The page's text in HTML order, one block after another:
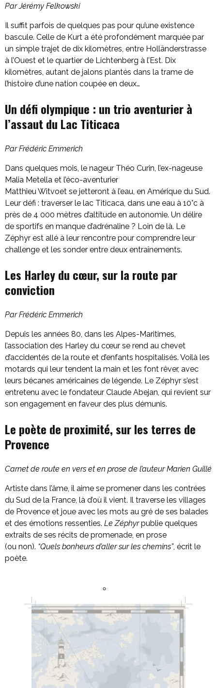
Par Jérémy Felkowski
Il suffit parfois de quelques pas pour qu’une existence
bascule. Celle de Kurt a été profondément marquée par
un simple trajet de dix kilomètres, entre Holländerstrasse
à l’Ouest et le quartier de Lichtenberg à l’Est. Dix
kilomètres, autant de jalons plantés dans la trame de
l’histoire d’une nation coupée en deux…
Un défi olympique : un trio aventurier à
l’assaut du Lac Titicaca
Par Frédéric Emmerich
Dans quelques mois, le nageur Théo Curin, l’ex-nageuse
Malia Metella et l’éco-aventurier
Matthieu Witvoet se jetteront à l’eau, en Amérique du Sud.
Leur défi : traverser le lac Titicaca, dans une eau à 10°c à
près de 4 000 mètres d’altitude en autonomie. Un délire
de sportifs en manque d’adrénaline ? Loin de là. Le
Zéphyr est allé à leur rencontre pour comprendre leur
challenge et les sonder entre deux entraînements.
Les Harley du cœur, sur la route par
conviction
Par Frédéric Emmerich
Depuis les années 80, dans les Alpes-Maritimes,
l’association des Harley du cœur se rend au chevet
d’accidentés de la route et d’enfants hospitalisés. Voilà les
motards qui leur tendent la main et les font rêver, avec
leurs bécanes américaines de légende. Le Zéphyr s’est
entretenu avec le fondateur Claude Abejan, qui revient sur
son engagement en faveur des plus démunis.
Le poète de proximité, sur les terres de
Provence
Carnet de route en vers et en prose de l’auteur Marien Guillé
Artiste dans l’âme, il aime se promener dans les contrées
du Sud de la France, là d’où il vient. Il traverse les villages
de Provence et joue avec les mots au gré de ses balades
et des émotions ressenties. Le Zéphyrpublie quelques
extraits de ses récits de promenade, en prose
(ou non). “Quels bonheurs d’aller sur les chemins”, écrit le
poète.